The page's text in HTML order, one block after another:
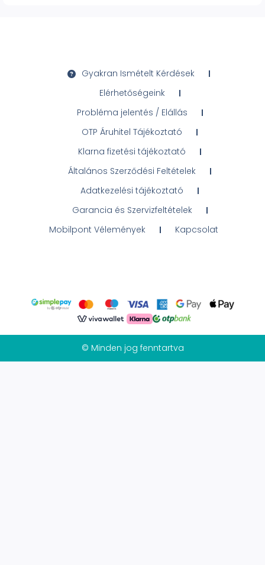
Gyakran Ismételt Kérdések
Elérhetőségeink
Probléma jelentés / Elállás
OTP Áruhitel Tájékoztató
Klarna fizetési tájékoztató
Általános Szerződési Feltételek
Adatkezelési tájékoztató
Garancia és Szervizfeltételek
Mobilpont Vélemények
Kapcsolat
© Minden jog fenntartva